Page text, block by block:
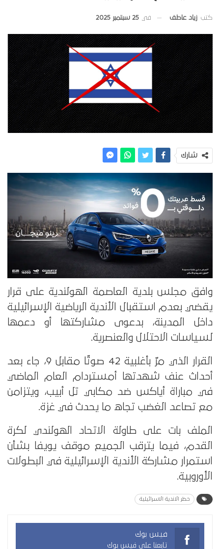
كتب زياد عاطف في 25 سبتمبر 2025
شارك
وافق مجلس بلدية العاصمة الهولندية على قرار
يقضي بعدم استقبال الأندية الرياضية الإسرائيلية
داخل المدينة، بدعوى مشاركتها أو دعمها
لسياسات الاحتلال والعنصرية.
القرار الذي مرّ بأغلبية 42 صوتًا مقابل 9، جاء بعد
أحداث عنف شهدتها أمستردام العام الماضي
في مباراة أياكس ضد مكابي تل أبيب، ويتزامن
مع تصاعد الغضب تجاه ما يحدث في غزة.
الملف بات على طاولة الاتحاد الهولندي لكرة
القدم، فيما يترقب الجميع موقف يويفا بشأن
استمرار مشاركة الأندية الإسرائيلية في البطولات
الأوروبية.
حظر الاندية الاسرائيلية
فيس بوك
تابعنا على فيس بوك